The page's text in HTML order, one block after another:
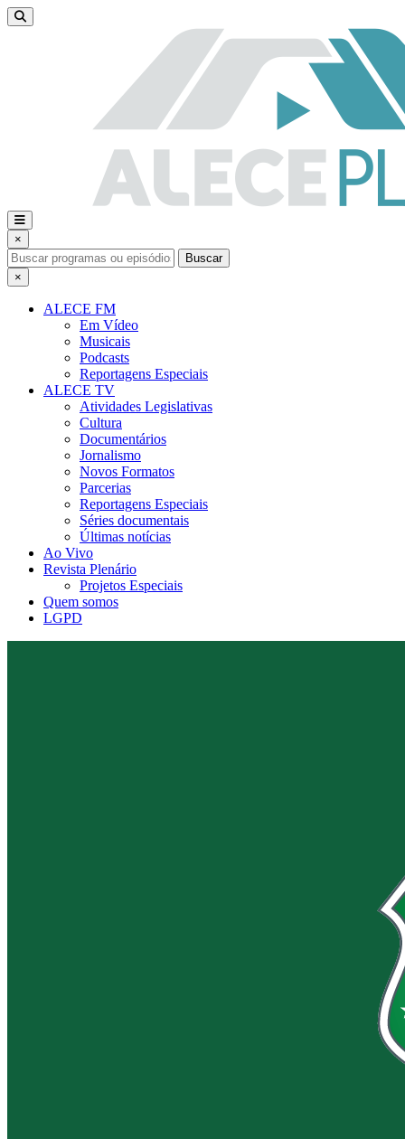
×
Buscar
×
ALECE FM
Em Vídeo
Musicais
Podcasts
Reportagens Especiais
ALECE TV
Atividades Legislativas
Cultura
Documentários
Jornalismo
Novos Formatos
Parcerias
Reportagens Especiais
Séries documentais
Últimas notícias
Ao Vivo
Revista Plenário
Projetos Especiais
Quem somos
LGPD